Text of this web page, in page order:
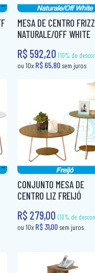
(10% de desconto)
R$ 65,80sem juros
MESA DE CENTRO FRIZZ
NATURALE/OFF WHITE
R$ 592,20
CONJUNTO MESA DE
CENTRO LIZ FREIJÓ
R$ 279,00